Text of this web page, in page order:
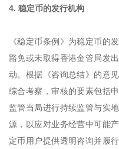
4. 稳定币的发行机构
《稳定币条例》为稳定币的
豁免或未取得香港金管局发
动。根据《咨询总结》的意
综合考察，审核的要素包括
监管当局进行持续监管与实
源，以应对业务经营中可能
定币用户提供透明咨询并履